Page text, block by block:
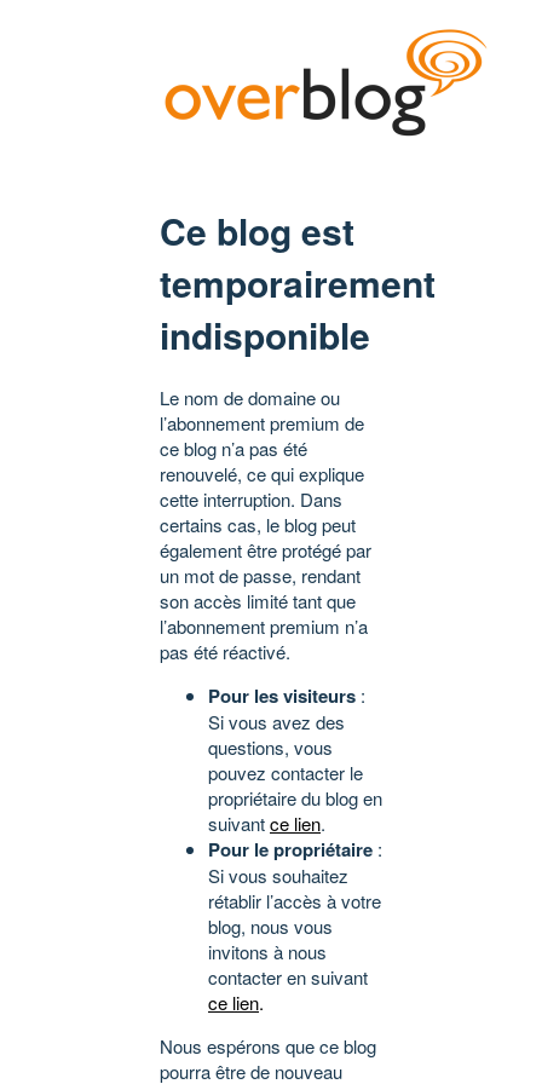
Ce blog est
temporairement
indisponible
Le nom de domaine ou
l’abonnement premium de
ce blog n’a pas été
renouvelé, ce qui explique
cette interruption. Dans
certains cas, le blog peut
également être protégé par
un mot de passe, rendant
son accès limité tant que
l’abonnement premium n’a
pas été réactivé.
Pour les visiteurs :
Si vous avez des
questions, vous
pouvez contacter le
propriétaire du blog en
suivantce lien.
Pour le propriétaire :
Si vous souhaitez
rétablir l’accès à votre
blog, nous vous
invitons à nous
contacter en suivant
ce lien.
Nous espérons que ce blog
pourra être de nouveau